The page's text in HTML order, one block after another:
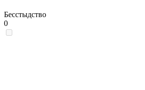
Бесстыдство
0